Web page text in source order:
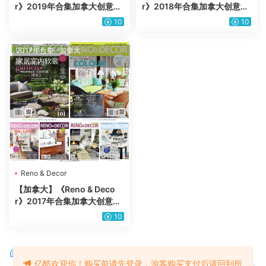
r》2019年合集加拿大创意时
尚室内设计翻新装修装饰pdf
10
r》2018年合集加拿大创意时
尚室内设计翻新装修装饰pdf
10
2017年合集·加拿大·
家居室内软装
Reno & Decor
【加拿大】《Reno & Deco
r》2017年合集加拿大创意时
尚室内设计翻新装修装饰pdf
10
亿酷欢迎你！购买前请先登录，游客购买支付后请回到所